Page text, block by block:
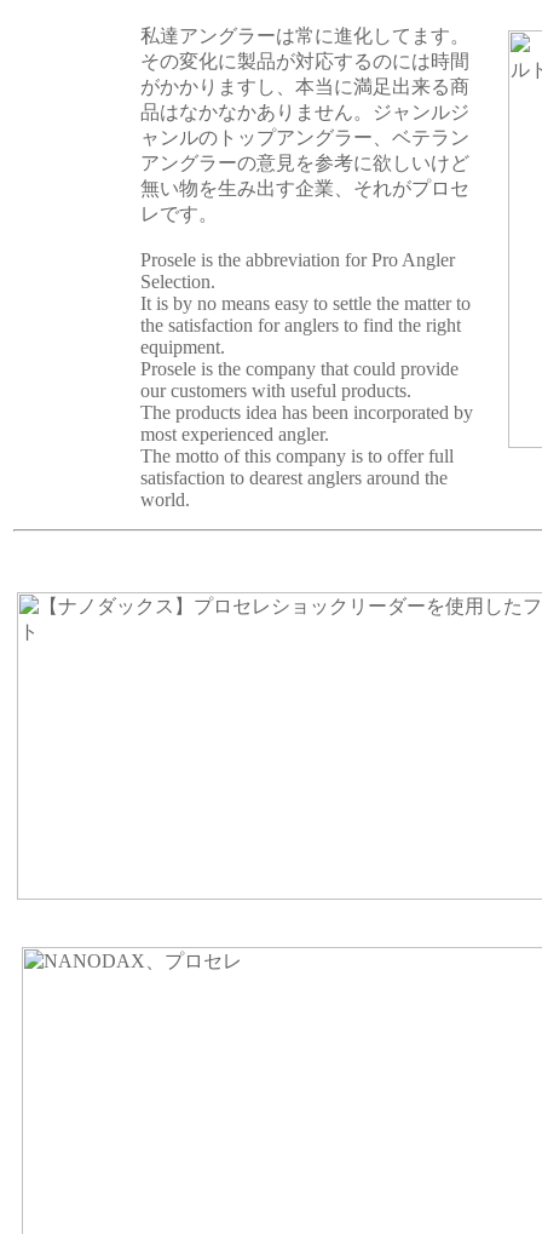
私達アングラーは常に進化してます。
その変化に製品が対応するのには時間
がかかりますし、本当に満足出来る商
品はなかなかありません。ジャンルジ
ャンルのトップアングラー、ベテラン
アングラーの意見を参考に欲しいけど
無い物を生み出す企業、それがプロセ
レです。
Prosele is the abbreviation for Pro Angler
Selection.
It is by no means easy to settle the matter to
the satisfaction for anglers to find the right
equipment.
Prosele is the company that could provide
our customers with useful products.
The products idea has been incorporated by
most experienced angler.
The motto of this company is to offer full
satisfaction to dearest anglers around the
world.